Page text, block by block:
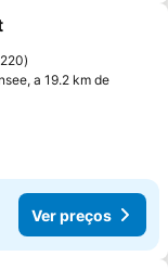
favoritos
220
a 19.2 km de
Ver preços